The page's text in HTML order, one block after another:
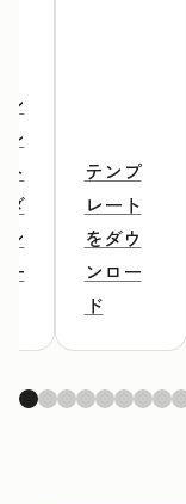
ダ
ー
テンプ
レート
をダウ
ンロー
ド